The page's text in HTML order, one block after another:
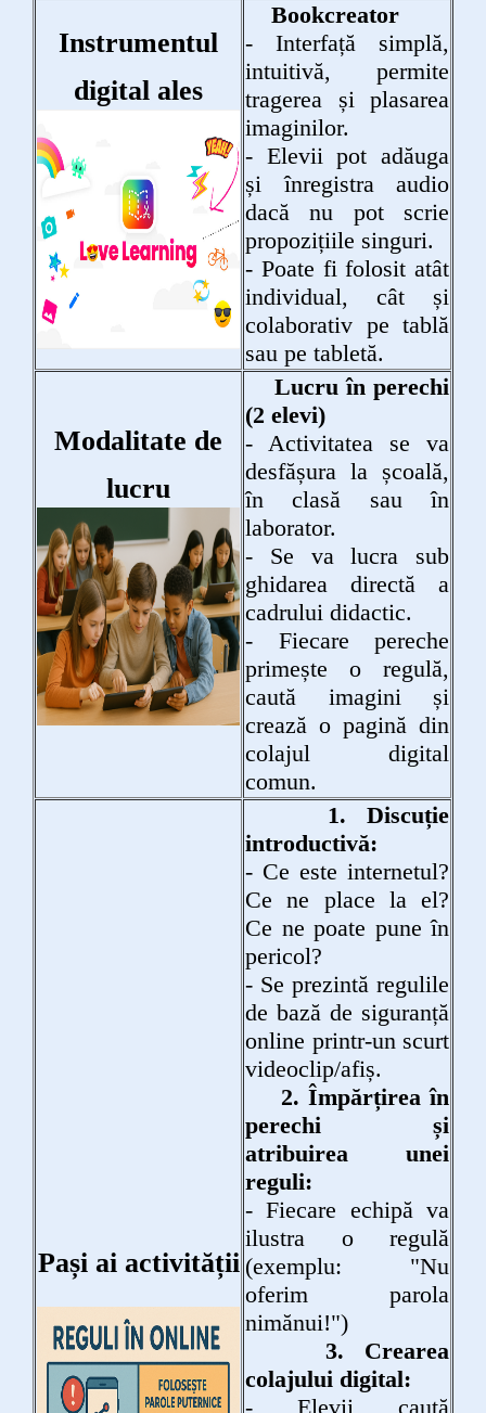
Instrumentul
digital ales
Bookcreator
- Interfață simplă,
intuitivă, permite
tragerea și plasarea
imaginilor.
- Elevii pot adăuga
și înregistra audio
dacă nu pot scrie
propozițiile singuri.
- Poate fi folosit atât
individual, cât și
colaborativ pe tablă
sau pe tabletă.
Modalitate de
lucru
Lucru în perechi
(2 elevi)
- Activitatea se va
desfășura la școală,
în clasă sau în
laborator.
- Se va lucra sub
ghidarea directă a
cadrului didactic.
- Fiecare pereche
primește o regulă,
caută imagini și
crează o pagină din
colajul digital
comun.
Pași ai activității
1. Discuție
introductivă:
- Ce este internetul?
Ce ne place la el?
Ce ne poate pune în
pericol?
- Se prezintă regulile
de bază de siguranță
online printr-un scurt
videoclip/afiș.
2. Împărțirea în
perechi și
atribuirea unei
reguli:
- Fiecare echipă va
ilustra o regulă
(exemplu: "Nu
oferim parola
nimănui!")
3. Crearea
colajului digital:
- Elevii caută